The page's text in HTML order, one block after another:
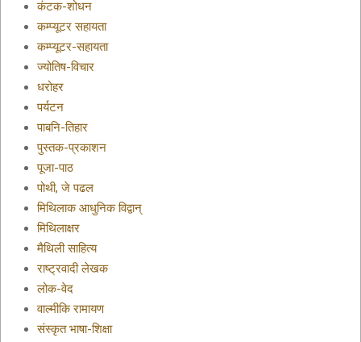
कंटक-शोधन
कम्प्यूटर सहायता
कम्प्यूटर-सहायता
ज्योतिष-विचार
धरोहर
पर्यटन
पाबनि-तिहार
पुस्तक-प्रकाशन
पूजा-पाठ
पोथी, जे पढल
मिथिलाक आधुनिक विद्वान्
मिथिलाक्षर
मैथिली साहित्य
राष्ट्रवादी लेखक
लोक-वेद
वाल्मीकि रामायण
संस्कृत भाषा-शिक्षा